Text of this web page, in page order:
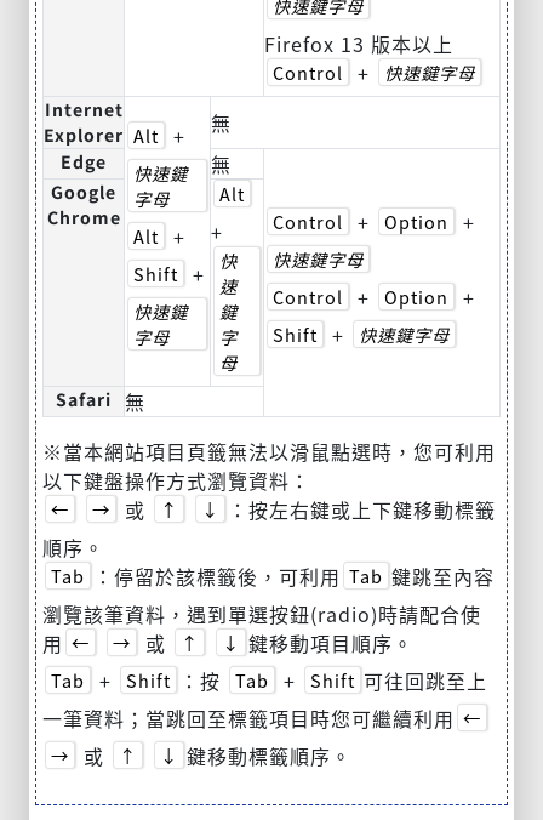
快速鍵字母
Firefox 13 版本以上
Control + 快速鍵字母
Internet
Explorer Alt +
快速鍵
字母
Alt
+
Shift +
快速鍵
字母
無
Edge 無
Control + Option +
快速鍵字母
Control
+ Option +
Shift + 快速鍵字母
Google
Chrome
Alt
+
快
速
鍵
字
母
Safari
無
※當本網站項目頁籤無法以滑鼠點選時，您可利用
以下鍵盤操作方式瀏覽資料：
← → 或 ↑ ↓
：按左右鍵或上下鍵移動標籤
順序。
Tab ：停留於該標籤後，可利用 Tab 鍵跳至內容
瀏覽該筆資料，遇到單選按鈕(radio)時請配合使
用 ← → 或 ↑ ↓ 鍵移動項目順序。
Tab + Shift ：按 Tab + Shift 可往回跳至上
一筆資料；當跳回至標籤項目時您可繼續利用 ←
→
或 ↑ ↓ 鍵移動標籤順序。